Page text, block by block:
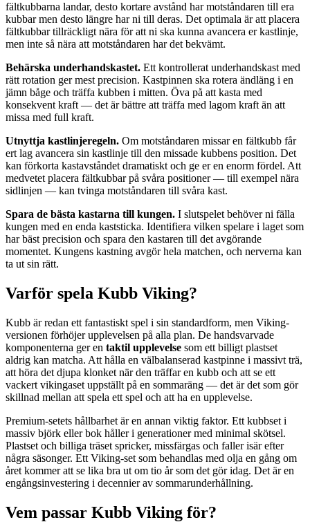
fältkubbarna landar, desto kortare avstånd har motståndaren till era
kubbar men desto längre har ni till deras. Det optimala är att placera
fältkubbar tillräckligt nära för att ni ska kunna avancera er kastlinje,
men inte så nära att motståndaren har det bekvämt.
Behärska underhandskastet. Ett kontrollerat underhandskast med
rätt rotation ger mest precision. Kastpinnen ska rotera ändläng i en
jämn båge och träffa kubben i mitten. Öva på att kasta med
konsekvent kraft — det är bättre att träffa med lagom kraft än att
missa med full kraft.
Utnyttja kastlinjeregeln. Om motståndaren missar en fältkubb får
ert lag avancera sin kastlinje till den missade kubbens position. Det
kan förkorta kastavståndet dramatiskt och ge er en enorm fördel. Att
medvetet placera fältkubbar på svåra positioner — till exempel nära
sidlinjen — kan tvinga motståndaren till svåra kast.
Spara de bästa kastarna till kungen. I slutspelet behöver ni fälla
kungen med en enda kaststicka. Identifiera vilken spelare i laget som
har bäst precision och spara den kastaren till det avgörande
momentet. Kungens kastning avgör hela matchen, och nerverna kan
ta ut sin rätt.
Varför spela Kubb Viking?
Kubb är redan ett fantastiskt spel i sin standardform, men Viking-
versionen förhöjer upplevelsen på alla plan. De handsvarvade
komponenterna ger en taktil upplevelse som ett billigt plastset
aldrig kan matcha. Att hålla en välbalanserad kastpinne i massivt trä,
att höra det djupa klonket när den träffar en kubb och att se ett
vackert vikingaset uppställt på en sommaräng — det är det som gör
skillnad mellan att spela ett spel och att ha en upplevelse.
Premium-setets hållbarhet är en annan viktig faktor. Ett kubbset i
massiv björk eller bok håller i generationer med minimal skötsel.
Plastset och billiga träset spricker, missfärgas och faller isär efter
några säsonger. Ett Viking-set som behandlas med olja en gång om
året kommer att se lika bra ut om tio år som det gör idag. Det är en
engångsinvestering i decennier av sommarunderhållning.
Vem passar Kubb Viking för?